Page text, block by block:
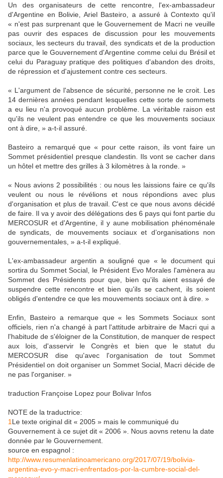
Un des organisateurs de cette rencontre, l'ex-ambassadeur
d'Argentine en Bolivie, Ariel Basteiro, a assuré à Contexto qu'il
« n'est pas surprenant que le Gouvernement de Macri ne veuille
pas ouvrir des espaces de discussion pour les mouvements
sociaux, les secteurs du travail, des syndicats et de la production
parce que le Gouvernement d'Argentine comme celui du Brésil et
celui du Paraguay pratique des politiques d'abandon des droits,
de répression et d'ajustement contre ces secteurs.
« L'argument de l'absence de sécurité, personne ne le croit. Les
14 dernières années pendant lesquelles cette sorte de sommets
a eu lieu n'a provoqué aucun problème. La véritable raison est
qu'ils ne veulent pas entendre ce que les mouvements sociaux
ont à dire, » a-t-il assuré.
Basteiro a remarqué que « pour cette raison, ils vont faire un
Sommet présidentiel presque clandestin. Ils vont se cacher dans
un hôtel et mettre des grilles à 3 kilomètres à la ronde. »
« Nous avions 2 possibilités : ou nous les laissions faire ce qu'ils
veulent ou nous le révélions et nous répondions avec plus
d'organisation et plus de travail. C'est ce que nous avons décidé
de faire. Il va y avoir des délégations des 6 pays qui font partie du
MERCOSUR et d'Argentine, il y aune mobilisation phénoménale
de syndicats, de mouvements sociaux et d’organisations non
gouvernementales, » a-t-il expliqué.
L'ex-ambassadeur argentin a souligné que « le document qui
sortira du Sommet Social, le Président Evo Morales l'amènera au
Sommet des Présidents pour que, bien qu'ils aient essayé de
suspendre cette rencontre et bien qu'ils se cachent, ils soient
obligés d'entendre ce que les mouvements sociaux ont à dire. »
Enfin, Basteiro a remarque que « les Sommets Sociaux sont
officiels, rien n'a changé à part l'attitude arbitraire de Macri qui a
l'habitude de s'éloigner de la Constitution, de manquer de respect
aux lois, d'asservir le Congrès et bien que le statut du
MERCOSUR dise qu'avec l'organisation de tout Sommet
Présidentiel on doit organiser un Sommet Social, Macri décide de
ne pas l'organiser. »
traduction Françoise Lopez pour Bolivar Infos
NOTE de la traductrice:
1 Le texte original dit « 2005 » mais le communiqué du
Gouvernement à ce sujet dit « 2006 ». Nous aovns retenu la date
donnée par le Gouvernement.
source en espagnol :
http://www.resumenlatinoamericano.org/2017/07/19/bolivia-
argentina-evo-y-macri-enfrentados-por-la-cumbre-social-del-